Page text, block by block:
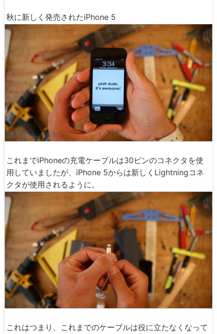
秋に新しく発売されたiPhone 5
これまでiPhoneの充電ケーブルは30ピンのコネクタを使
用していましたが、iPhone 5からは新しくLightningコネ
クタが使用されるように。
これはつまり、これまでのケーブルは役に立たなくなって